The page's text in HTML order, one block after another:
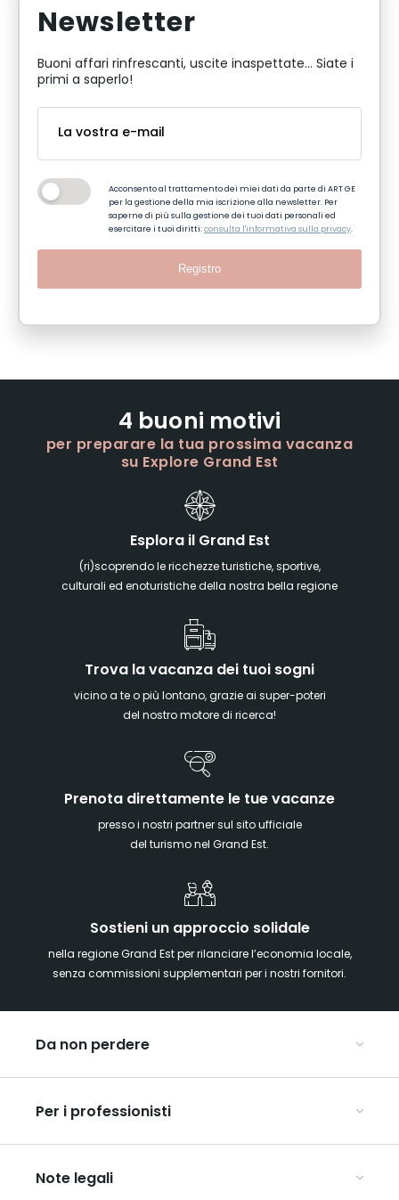
Newsletter
Buoni affari rinfrescanti, uscite inaspettate... Siate i
primi a saperlo!
Acconsento al trattamento dei miei dati da parte di ART GE
per la gestione della mia iscrizione alla newsletter. Per
saperne di più sulla gestione dei tuoi dati personali ed
esercitare i tuoi diritti:consulta l'informativa sulla privacy.
Registro
4 buoni motivi
per preparare la tua prossima vacanza
su Explore Grand Est
Esplora il Grand Est
(ri)scoprendo le ricchezze turistiche, sportive,
culturali ed enoturistiche della nostra bella regione
Trova la vacanza dei tuoi sogni
vicino a te o più lontano, grazie ai super-poteri
del nostro motore di ricerca!
Prenota direttamente le tue vacanze
presso i nostri partner sul sito ufficiale
del turismo nel Grand Est.
Sostieni un approccio solidale
nella regione Grand Est per rilanciare l’economia locale,
senza commissioni supplementari per i nostri fornitori.
Da non perdere
Alsazia
Ardenne
Champagne
Per i professionisti
Organizzate il vostro viaggio di gruppo
Note legali